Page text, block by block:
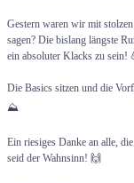
Gestern waren wir mit
sagen? Die bislang längste
ein absoluter Klacks zu sein!
Die Basics sitzen und die
⛰️
Ein riesiges Danke an alle,
seid der Wahnsinn! 🙌